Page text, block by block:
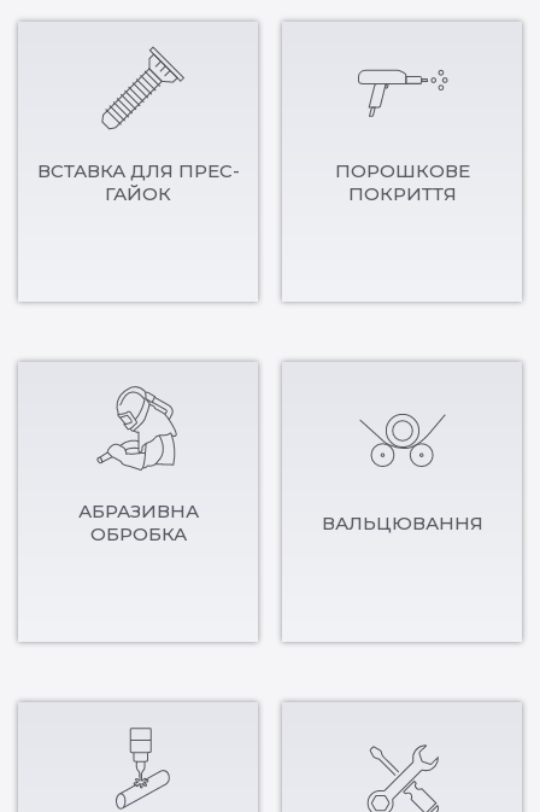
ВСТАВКА ДЛЯ ПРЕС-
ГАЙОК
ПОРОШКОВЕ
ПОКРИТТЯ
АБРАЗИВНА
ОБРОБКА
ВАЛЬЦЮВАННЯ